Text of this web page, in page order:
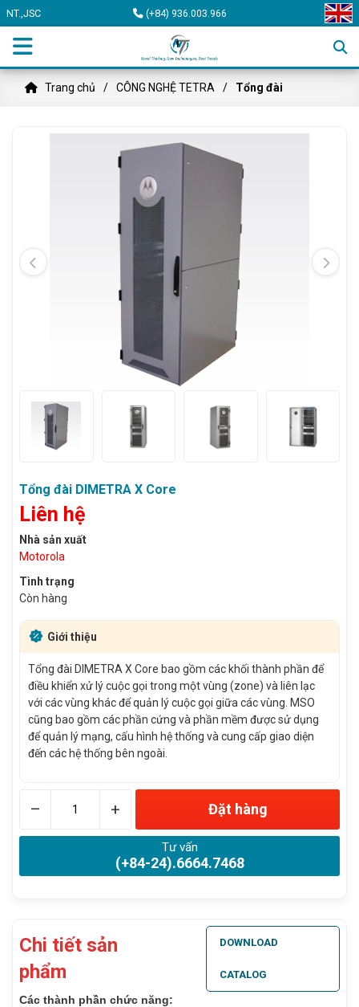
NT.,JSC (+84) 936.003.966
Trang chủ CÔNG NGHỆ TETRA Tổng đài
Tổng đài DIMETRA X Core
Liên hệ
Nhà sản xuất
Motorola
Tình trạng
Còn hàng
Giới thiệu
Tổng đài DIMETRA X Core bao gồm các khối thành phần để
điều khiển xử lý cuộc gọi trong một vùng (zone) và liên lạc
với các vùng khác để quản lý cuộc gọi giữa các vùng. MSO
cũng bao gồm các phần cứng và phần mềm được sử dụng
để quản lý mạng, cấu hình hệ thống và cung cấp giao diện
đến các hệ thống bên ngoài.
– + Đặt hàng
Tư vấn
(+84-24).6664.7468
Chi tiết sản
phẩm
DOWNLOAD
CATALOG
Các thành phần chức năng: